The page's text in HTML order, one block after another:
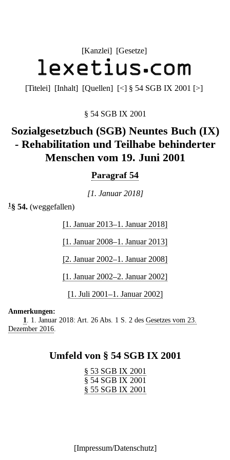
[Kanzlei] [Gesetze]
[Titelei] [Inhalt] [Quellen] [<] § 54 SGB IX 2001 [>]
§ 54 SGB IX 2001
Sozialgesetzbuch (SGB) Neuntes Buch (IX)
- Rehabilitation und Teilhabe behinderter
Menschen vom 19. Juni 2001
Paragraf 54
[1. Januar 2018]
1 § 54. (weggefallen)
[1. Januar 2013–1. Januar 2018]
[1. Januar 2008–1. Januar 2013]
[2. Januar 2002–1. Januar 2008]
[1. Januar 2002–2. Januar 2002]
[1. Juli 2001–1. Januar 2002]
Anmerkungen:
1
. 1. Januar 2018: Art. 26 Abs. 1 S. 2 des Gesetzes vom 23.
Dezember 2016
Umfeld von § 54 SGB IX 2001
§ 53 SGB IX 2001
§ 54 SGB IX 2001
§ 55 SGB IX 2001
[Impressum/Datenschutz]